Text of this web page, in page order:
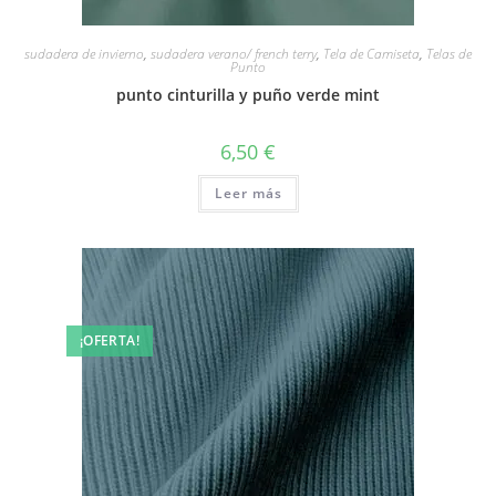
sudadera de invierno, sudadera verano/ french terry, Tela de Camiseta, Telas de
Punto
punto cinturilla y puño verde mint
6,50 €
Leer más
¡OFERTA!